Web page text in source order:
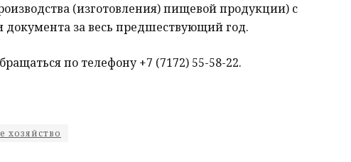
(изготовления) пищевой продукции) с
документа за весь предшествующий год.
по телефону +7 (7172) 55-58-22.
хозяйство